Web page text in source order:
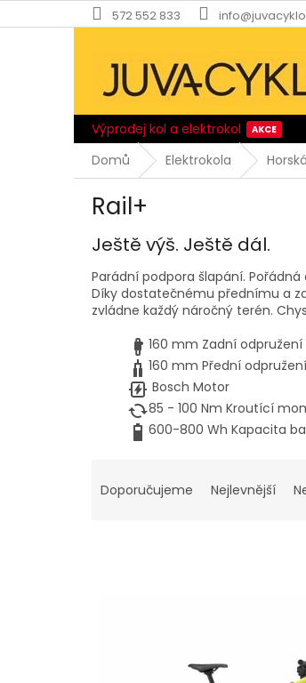
na
572 552 833
Výprodej kol a elektrokol
Domů
Elektrokola
Rail+
Ještě výš. Ještě dál.
Parádní podpora šlapání.
Díky dostatečnému přednímu a
zvládne každý náročný terén.
160 mm Zadní odpružení
160 mm Přední odpružení
Bosch Motor
85 - 100 Nm Kroutící
600-800 Wh Kapacita
aDoporučujeme Nejlevnější